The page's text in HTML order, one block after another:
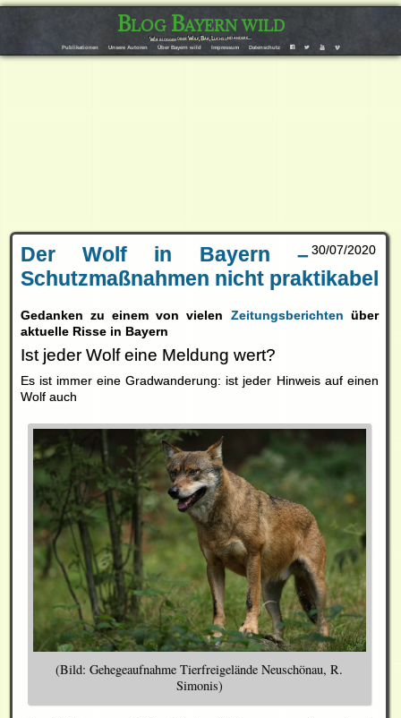
Blog Bayern wild
Wir bloggen über Wolf, Bär, Luchs und andere…
Publikationen Unsere Autoren Über Bayern wild Impressum Datenschutz F T Y V
30/07/2020
Der Wolf in Bayern –
Schutzmaßnahmen nicht praktikabel
Gedanken zu einem von vielen Zeitungsberichten über
aktuelle Risse in Bayern
Ist jeder Wolf eine Meldung wert?
Es ist immer eine Gradwanderung: ist jeder Hinweis auf einen
Wolf auch
(Bild: Gehegeaufnahme Tierfreigelände Neuschönau, R.
Simonis)